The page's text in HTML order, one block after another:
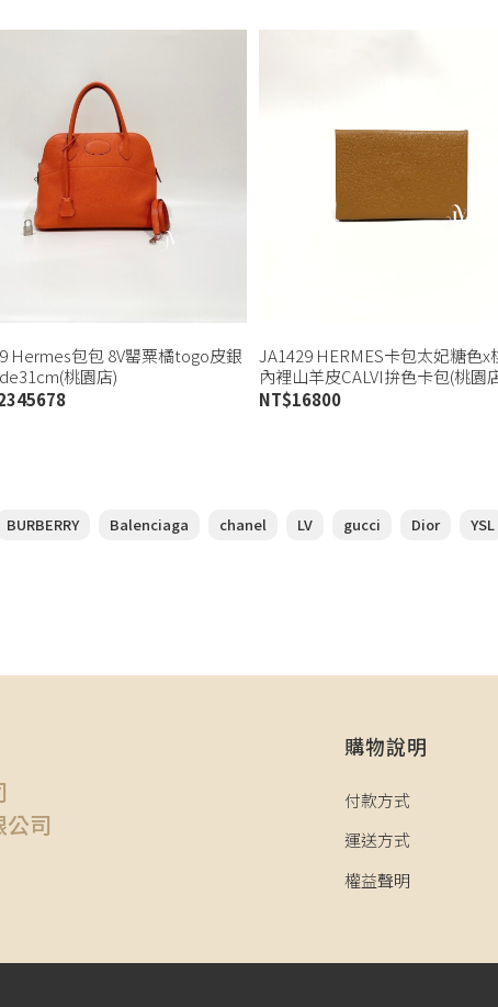
Hermes包包 8V罌粟橘togo皮銀
桃園店)
JA1429 HERMES卡包太妃糖色x
內裡山羊皮CALVI拚色卡包(桃園
NT$16800
BURBERRY Balenciaga chanel LV gucci Dior YSL
司
購物說明
付款方式
運送方式
權益聲明